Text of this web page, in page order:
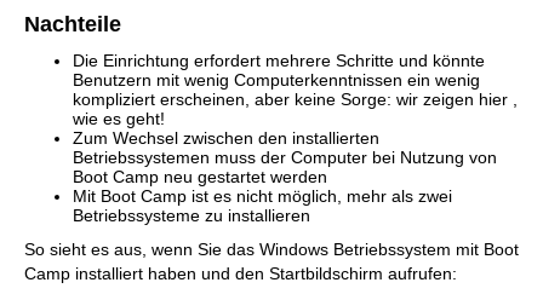
Nachteile
Die Einrichtung erfordert mehrere Schritte und könnte
Benutzern mit wenig Computerkenntnissen ein wenig
kompliziert erscheinen, aber keine Sorge: wir zeigen hier ,
wie es geht!
Zum Wechsel zwischen den installierten
Betriebssystemen muss der Computer bei Nutzung von
Boot Camp neu gestartet werden
Mit Boot Camp ist es nicht möglich, mehr als zwei
Betriebssysteme zu installieren
So sieht es aus, wenn Sie das Windows Betriebssystem mit Boot
Camp installiert haben und den Startbildschirm aufrufen: